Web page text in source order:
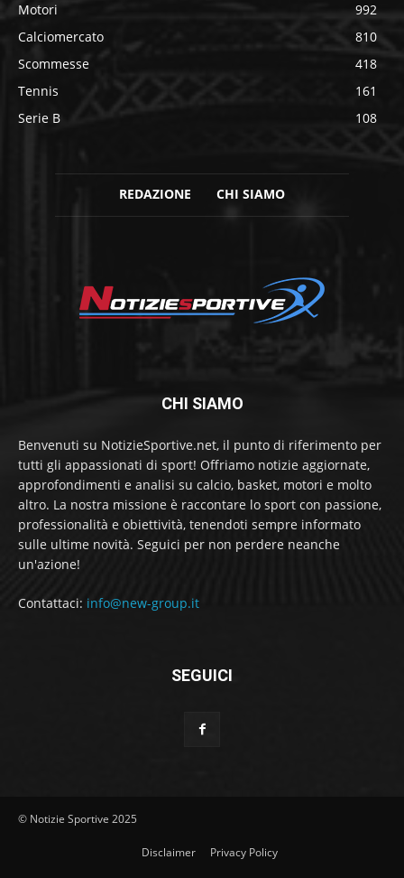
Motori
992
Calciomercato
810
Scommesse
418
Tennis
161
Serie B
108
REDAZIONE CHI SIAMO
CHI SIAMO
Benvenuti su NotizieSportive.net, il punto di riferimento per
tutti gli appassionati di sport! Offriamo notizie aggiornate,
approfondimenti e analisi su calcio, basket, motori e molto
altro. La nostra missione è raccontare lo sport con passione,
professionalità e obiettività, tenendoti sempre informato
sulle ultime novità. Seguici per non perdere neanche
un'azione!
Contattaci: info@new-group.it
SEGUICI
© Notizie Sportive 2025
Disclaimer Privacy Policy